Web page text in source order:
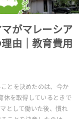
がマレーシア
由｜教育費用
とを決めたのは、今か
休を取得しているときで
として働いた後、慣れ